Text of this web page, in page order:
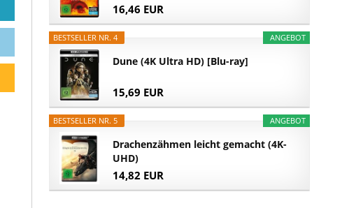
16,46 EUR
ANGEBOT
BESTSELLER NR. 4
Dune (4K Ultra HD) [Blu-ray]
15,69 EUR
ANGEBOT
BESTSELLER NR. 5
Drachenzähmen leicht gemacht (4K-
UHD)
14,82 EUR